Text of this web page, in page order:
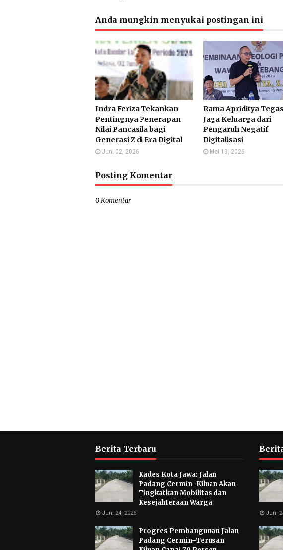
Anda mungkin menyukai postingan ini
Indra Feriza Tekankan
Pentingnya Penerapan
Nilai Pancasila bagi
Generasi Z di Era Digital
Juni 02, 2026
Rama Apriditya
Jaga Keluarga dari
Pengaruh Negatif
Digitalisasi
Mei 13, 2026
Posting Komentar
0 Komentar
Berita Terbaru
Kades Kota Jawa: Jalan
Padang Cermin–Kiluan Akan
Tingkatkan Mobilitas dan
Kesejahteraan Warga
Juni 24, 2026
Progres Pembangunan Jalan
Padang Cermin–Terusan
Juni